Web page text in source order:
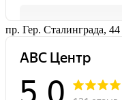
пр. Гер. Сталинграда, 44